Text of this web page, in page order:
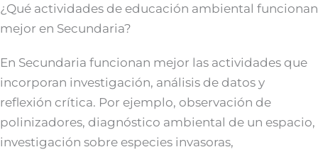
¿Qué actividades de educación ambiental funcionan
mejor en Secundaria?
En Secundaria funcionan mejor las actividades que
incorporan investigación, análisis de datos y
reflexión crítica. Por ejemplo, observación de
polinizadores, diagnóstico ambiental de un espacio,
investigación sobre especies invasoras,